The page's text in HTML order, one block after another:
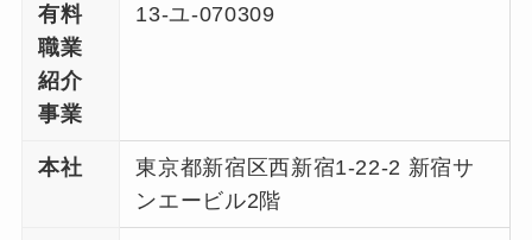
有料
職業
紹介
事業
13-ユ-070309
本社
東京都新宿区西新宿1-22-2 新宿サ
ンエービル2階